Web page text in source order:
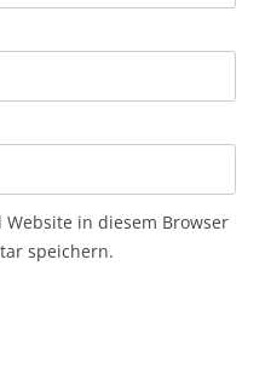
in diesem Browser
speichern.